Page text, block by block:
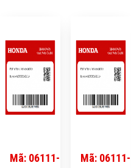
Mã: 06111-
Mã: 06111-